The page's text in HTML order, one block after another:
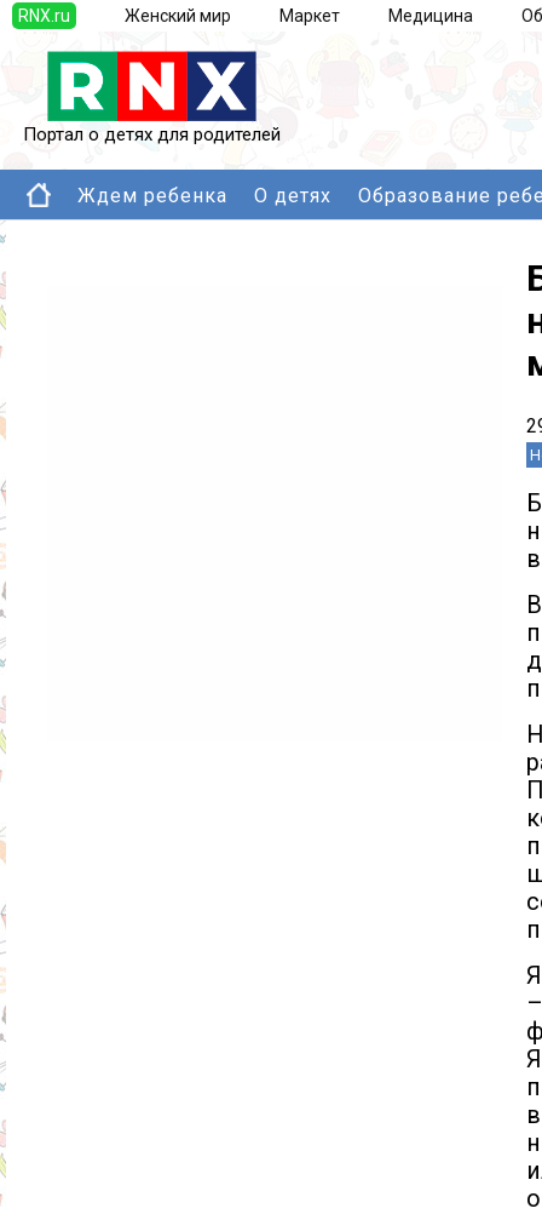
RNX.ru Женский мир Маркет Медицина
Портал о детях для родителей
Ждем ребенка О детях Образование